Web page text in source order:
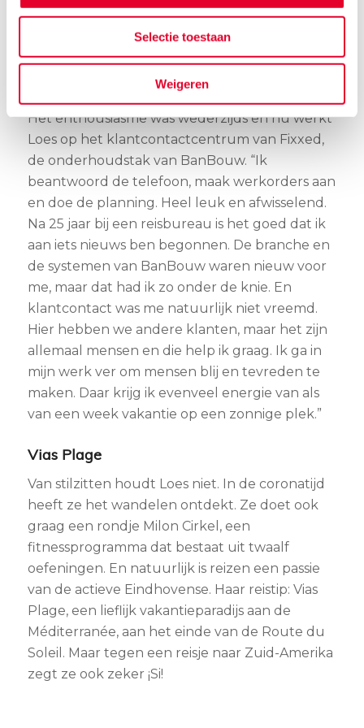
Selectie toestaan
Weigeren
de receptie. Er liepen drie mensen lang en die
Leuk en afwisselend
Het enthousiasme was wederzijds en nu werkt
Loes op het klantcontactcentrum van Fixxed,
de onderhoudstak van BanBouw. “Ik
beantwoord de telefoon, maak werkorders aan
en doe de planning. Heel leuk en afwisselend.
Na 25 jaar bij een reisbureau is het goed dat ik
aan iets nieuws ben begonnen. De branche en
de systemen van BanBouw waren nieuw voor
me, maar dat had ik zo onder de knie. En
klantcontact was me natuurlijk niet vreemd.
Hier hebben we andere klanten, maar het zijn
allemaal mensen en die help ik graag. Ik ga in
mijn werk ver om mensen blij en tevreden te
maken. Daar krijg ik evenveel energie van als
van een week vakantie op een zonnige plek.”
Vias Plage
Van stilzitten houdt Loes niet. In de coronatijd
heeft ze het wandelen ontdekt. Ze doet ook
graag een rondje Milon Cirkel, een
fitnessprogramma dat bestaat uit twaalf
oefeningen. En natuurlijk is reizen een passie
van de actieve Eindhovense. Haar reistip: Vias
Plage, een lieflijk vakantieparadijs aan de
Méditerranée, aan het einde van de Route du
Soleil. Maar tegen een reisje naar Zuid-Amerika
zegt ze ook zeker ¡Si!